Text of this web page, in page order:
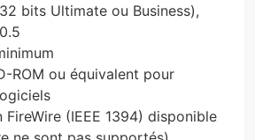
bits Ultimate ou Business),
ROM ou équivalent pour
FireWire (IEEE 1394) disponible